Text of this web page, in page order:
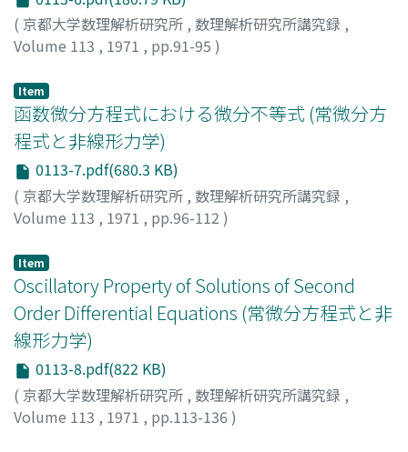
( 京都大学数理解析研究所 , 数理解析研究所講究録 ,
Volume 113 , 1971 , pp.91-95 )
Item
函数微分方程式における微分不等式 (常微分方
程式と非線形力学)
0113-7.pdf(680.3 KB)
( 京都大学数理解析研究所 , 数理解析研究所講究録 ,
Volume 113 , 1971 , pp.96-112 )
Item
Oscillatory Property of Solutions of Second
Order Differential Equations (常微分方程式と非
線形力学)
0113-8.pdf(822 KB)
( 京都大学数理解析研究所 , 数理解析研究所講究録 ,
Volume 113 , 1971 , pp.113-136 )